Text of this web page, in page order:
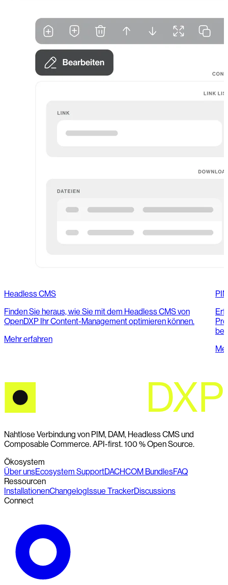
Headless CMS
Finden Sie heraus, wie Sie mit dem Headless CMS von
OpenDXP Ihr Content-Management optimieren können.
Mehr erfahren
Nahtlose Verbindung von PIM, DAM, Headless CMS und
Composable Commerce. API-first. 100 % Open Source.
Ökosystem
Über unsEcosystem SupportDACHCOM BundlesFAQ
Ressourcen
InstallationenChangelog Issue TrackerDiscussions
Connect